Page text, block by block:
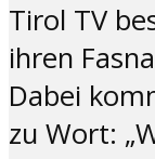
Tirol TV
ihren
Dabei
zu Wort: